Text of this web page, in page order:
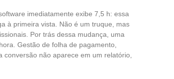
imediatamente exibe 7,5 h: essa
à primeira vista. Não é um truque, mas
Por trás dessa mudança, uma
Gestão de folha de pagamento,
não aparece em um relatório,